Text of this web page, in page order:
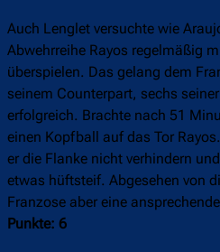
Auch Lenglet versuchte wie
Abwehrreihe Rayos regelmäßig
überspielen. Das gelang dem
seinem Counterpart, sechs
erfolgreich. Brachte nach 51
einen Kopfball auf das Tor
er die Flanke nicht verhindern
etwas hüftsteif. Abgesehen von
Franzose aber eine
Punkte: 6